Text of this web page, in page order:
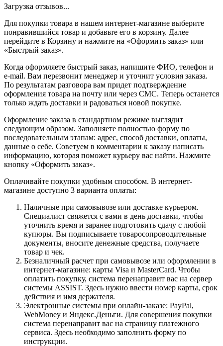
Загрузка отзывов...
Для покупки товара в нашем интернет-магазине выберите
понравившийся товар и добавьте его в корзину. Далее
перейдите в Корзину и нажмите на «Оформить заказ» или
«Быстрый заказ».
Когда оформляете быстрый заказ, напишите ФИО, телефон и
e-mail. Вам перезвонит менеджер и уточнит условия заказа.
По результатам разговора вам придет подтверждение
оформления товара на почту или через СМС. Теперь останется
только ждать доставки и радоваться новой покупке.
Оформление заказа в стандартном режиме выглядит
следующим образом. Заполняете полностью форму по
последовательным этапам: адрес, способ доставки, оплаты,
данные о себе. Советуем в комментарии к заказу написать
информацию, которая поможет курьеру вас найти. Нажмите
кнопку «Оформить заказ».
Оплачивайте покупки удобным способом. В интернет-
магазине доступно 3 варианта оплаты:
Наличные при самовывозе или доставке курьером.
Специалист свяжется с вами в день доставки, чтобы
уточнить время и заранее подготовить сдачу с любой
купюры. Вы подписываете товаросопроводительные
документы, вносите денежные средства, получаете
товар и чек.
Безналичный расчет при самовывозе или оформлении в
интернет-магазине: карты Visa и MasterCard. Чтобы
оплатить покупку, система перенаправит вас на сервер
системы ASSIST. Здесь нужно ввести номер карты, срок
действия и имя держателя.
Электронные системы при онлайн-заказе: PayPal,
WebMoney и Яндекс.Деньги. Для совершения покупки
система перенаправит вас на страницу платежного
сервиса. Здесь необходимо заполнить форму по
инструкции.